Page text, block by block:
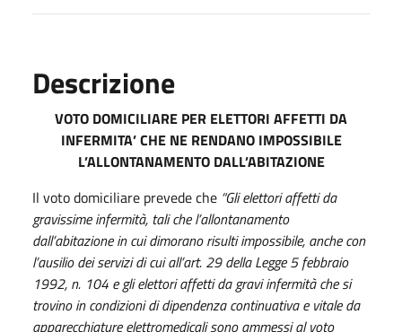
Descrizione
VOTO DOMICILIARE PER ELETTORI AFFETTI DA
INFERMITA’ CHE NE RENDANO IMPOSSIBILE
L’ALLONTANAMENTO DALL’ABITAZIONE
Il voto domiciliare prevede che “Gli elettori affetti da
gravissime infermità, tali che l’allontanamento
dall’abitazione in cui dimorano risulti impossibile, anche con
l’ausilio dei servizi di cui all’art. 29 della Legge 5 febbraio
1992, n. 104 e gli elettori affetti da gravi infermità che si
trovino in condizioni di dipendenza continuativa e vitale da
apparecchiature elettromedicali sono ammessi al voto